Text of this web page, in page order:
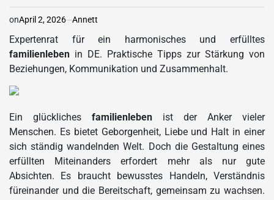
onApril 2, 2026 Annett
Expertenrat für ein harmonisches und erfülltes
familienleben in DE. Praktische Tipps zur Stärkung von
Beziehungen, Kommunikation und Zusammenhalt.
Ein glückliches familienleben ist der Anker vieler
Menschen. Es bietet Geborgenheit, Liebe und Halt in einer
sich ständig wandelnden Welt. Doch die Gestaltung eines
erfüllten Miteinanders erfordert mehr als nur gute
Absichten. Es braucht bewusstes Handeln, Verständnis
füreinander und die Bereitschaft, gemeinsam zu wachsen.